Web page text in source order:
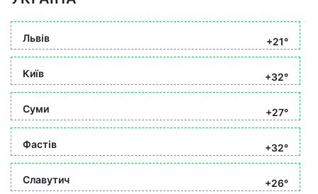
Львів +21°
Київ +32°
Суми +27°
Фастів +32°
Славутич +26°